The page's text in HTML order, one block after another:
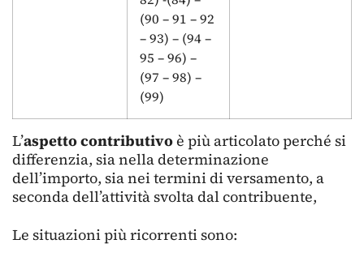
(90 – 91 – 92
– 93) – (94 –
95 – 96) –
(97 – 98) –
(99)
L’aspettocontributivoè più articolato perché si
differenzia, sia nella determinazione
dell’importo, sia nei termini di versamento, a
seconda dell’attività svolta dal contribuente,
Le situazioni più ricorrenti sono: